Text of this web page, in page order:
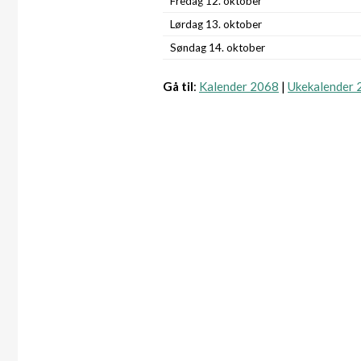
Lørdag 13. oktober
Søndag 14. oktober
Gå til: Kalender 2068 | Ukekalender